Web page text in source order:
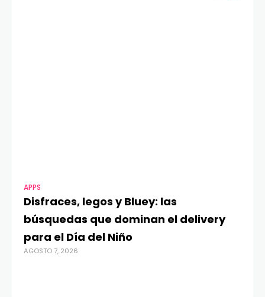
APPS
Disfraces, legos y Bluey: las
búsquedas que dominan el delivery
para el Día del Niño
AGOSTO 7, 2026